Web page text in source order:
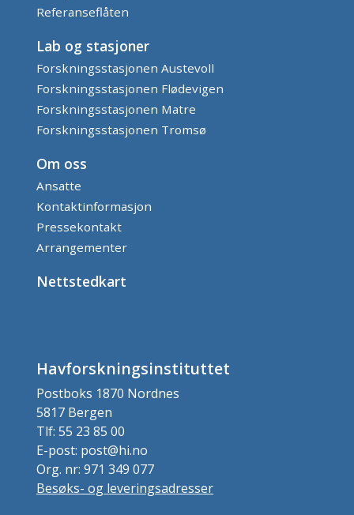
Referanseflåten
Lab og stasjoner
Forskningsstasjonen Austevoll
Forskningsstasjonen Flødevigen
Forskningsstasjonen Matre
Forskningsstasjonen Tromsø
Om oss
Ansatte
Kontaktinformasjon
Pressekontakt
Arrangementer
Nettstedkart
Havforskningsinstituttet
Postboks 1870 Nordnes
5817 Bergen
Tlf: 55 23 85 00
E-post: post@hi.no
Org. nr: 971 349 077
Besøks- og leveringsadresser